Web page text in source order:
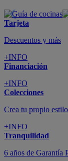
Tarjeta
Descuentos y más
+INFO
Financiación
+INFO
Colecciones
Crea tu propio estilo
+INFO
Tranquilidad
6 años de Garantía